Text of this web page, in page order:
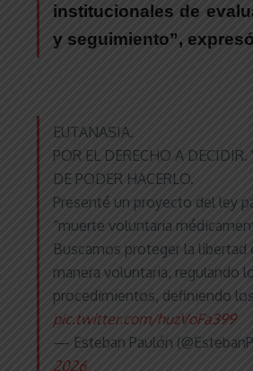
institucionales de
y seguimiento”, expresó
EUTANASIA.
POR EL DERECHO A DECIDIR.
DE PODER HACERLO.
Presenté un proyecto del ley
“muerte voluntaria
Buscamos proteger la libertad
manera voluntaria, regulando
procedimientos, definiendo
pic.twitter.com/huzVoFa399
— Esteban Paulón
2026